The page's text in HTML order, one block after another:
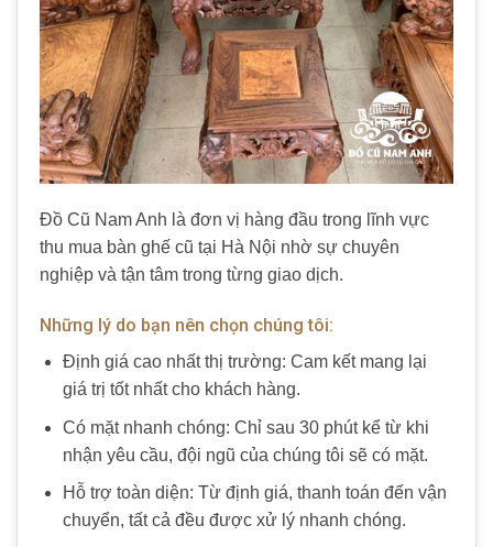
Đồ Cũ Nam Anh là đơn vị hàng đầu trong lĩnh vực
thu mua bàn ghế cũ tại Hà Nội nhờ sự chuyên
nghiệp và tận tâm trong từng giao dịch.
Những lý do bạn nên chọn chúng tôi:
Định giá cao nhất thị trường: Cam kết mang lại
giá trị tốt nhất cho khách hàng.
Có mặt nhanh chóng: Chỉ sau 30 phút kể từ khi
nhận yêu cầu, đội ngũ của chúng tôi sẽ có mặt.
Hỗ trợ toàn diện: Từ định giá, thanh toán đến vận
chuyển, tất cả đều được xử lý nhanh chóng.